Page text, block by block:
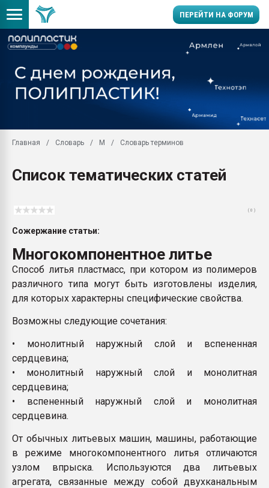
ПЕРЕЙТИ НА ФОРУМ
Вакуум-формовочные
28.07.2026
пластмасс
28.07.2026
ситуацией на
Продам отходы
поликарбоната и АБС-
Главная Словарь М Словарь терминов
Список тематических статей
( 0 )
Сожержание статьи:
Многокомпонентное литье
Способ литья пластмасс, при котором из полимеров
различного типа могут быть изготовлены изделия,
для которых характерны специфические свойства.
Возможны следующие сочетания:
• монолитный наружный слой и вспененная
сердцевина;
• монолитный наружный слой и монолитная
сердцевина;
• вспененный наружный слой и монолитная
сердцевина.
От обычных литьевых машин, машины, работающие
в режиме многокомпонентного литья отличаются
узлом впрыска. Используются два литьевых
агрегата, связанные между собой двухканальным